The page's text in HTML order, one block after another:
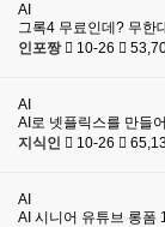
AI
그록4 무료인데? 무한
인포짱
10-26
AI
AI로 넷플릭스를 만들
지식인
10-26
AI
AI 시니어 유튜브 롱폼